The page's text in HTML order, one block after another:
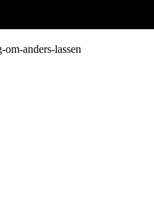
anders-lassen